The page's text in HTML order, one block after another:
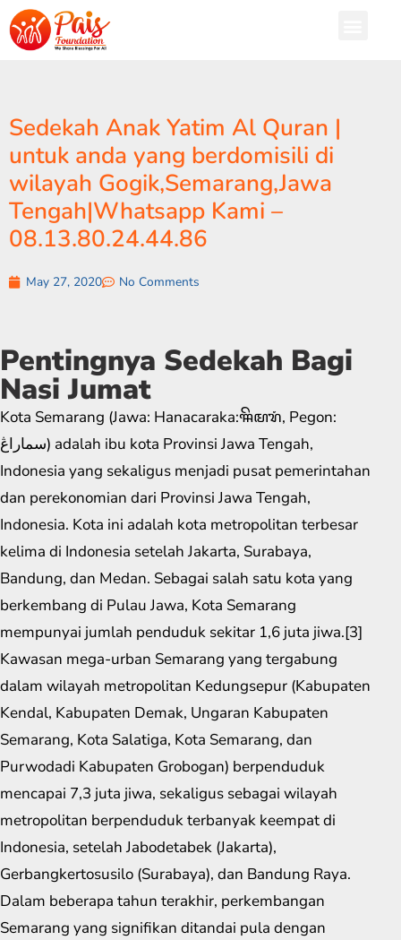
Sedekah Anak Yatim Al Quran |
untuk anda yang berdomisili di
wilayah Gogik,Semarang,Jawa
Tengah|Whatsapp Kami –
08.13.80.24.44.86
May 27, 2020 No Comments
Pentingnya Sedekah Bagi
Nasi Jumat
Kota Semarang (Jawa: Hanacaraka:ꦯꦼꦩꦫꦁ​, Pegon:
سماراڠ) adalah ibu kota Provinsi Jawa Tengah,
Indonesia yang sekaligus menjadi pusat pemerintahan
dan perekonomian dari Provinsi Jawa Tengah,
Indonesia. Kota ini adalah kota metropolitan terbesar
kelima di Indonesia setelah Jakarta, Surabaya,
Bandung, dan Medan. Sebagai salah satu kota yang
berkembang di Pulau Jawa, Kota Semarang
mempunyai jumlah penduduk sekitar 1,6 juta jiwa.[3]
Kawasan mega-urban Semarang yang tergabung
dalam wilayah metropolitan Kedungsepur (Kabupaten
Kendal, Kabupaten Demak, Ungaran Kabupaten
Semarang, Kota Salatiga, Kota Semarang, dan
Purwodadi Kabupaten Grobogan) berpenduduk
mencapai 7,3 juta jiwa, sekaligus sebagai wilayah
metropolitan berpenduduk terbanyak keempat di
Indonesia, setelah Jabodetabek (Jakarta),
Gerbangkertosusilo (Surabaya), dan Bandung Raya.
Dalam beberapa tahun terakhir, perkembangan
Semarang yang signifikan ditandai pula dengan